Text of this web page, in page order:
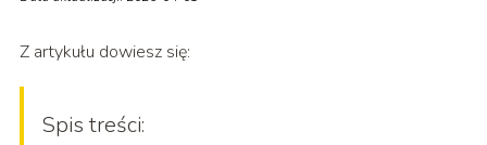
Z artykułu dowiesz się:
Spis treści: